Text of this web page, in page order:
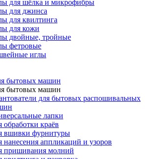
для шёлка и микрофибры
для джинса
для квилтинга
для кожи
двойные, тройные
фетровые
иглы
бытовых машин
бытовых машин
для бытовых распошивальных
лапки
обработки краёв
вшивки фурнитуры
нанесения аппликаций и узоров
пришивания молний